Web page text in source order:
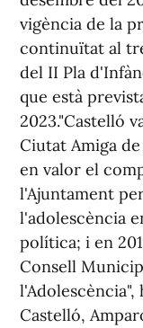
vigència de la
continuïtat al
del II Pla
que està
2023."Castelló
Ciutat Amiga
en valor el
l'Ajuntament
l'adolescència
política; i en
Consell
l'Adolescència",
Castelló,